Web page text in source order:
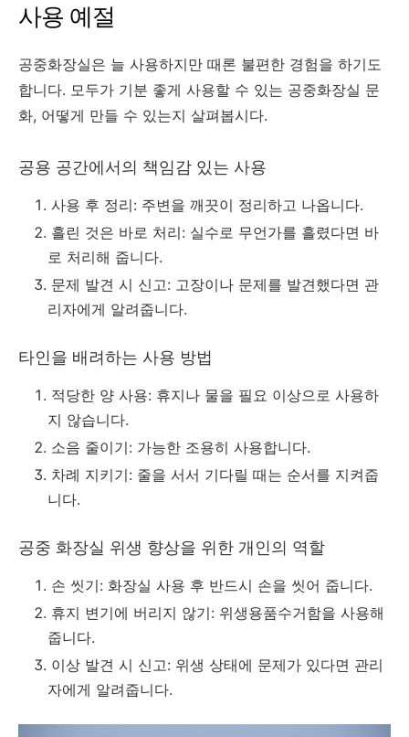
사용 예절
공중화장실은 늘 사용하지만 때론 불편한 경험을 하기도
합니다. 모두가 기분 좋게 사용할 수 있는 공중화장실 문
화, 어떻게 만들 수 있는지 살펴봅시다.
공용 공간에서의 책임감 있는 사용
사용 후 정리: 주변을 깨끗이 정리하고 나옵니다.
흘린 것은 바로 처리: 실수로 무언가를 흘렸다면 바
로 처리해 줍니다.
문제 발견 시 신고: 고장이나 문제를 발견했다면 관
리자에게 알려줍니다.
타인을 배려하는 사용 방법
적당한 양 사용: 휴지나 물을 필요 이상으로 사용하
지 않습니다.
소음 줄이기: 가능한 조용히 사용합니다.
차례 지키기: 줄을 서서 기다릴 때는 순서를 지켜줍
니다.
공중 화장실 위생 향상을 위한 개인의 역할
손 씻기: 화장실 사용 후 반드시 손을 씻어 줍니다.
휴지 변기에 버리지 않기: 위생용품수거함을 사용해
줍니다.
이상 발견 시 신고: 위생 상태에 문제가 있다면 관리
자에게 알려줍니다.